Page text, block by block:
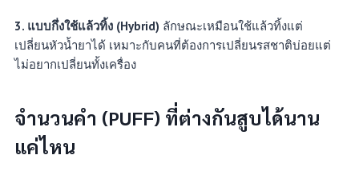
3. แบบกึ่งใช้แล้วทิ้ง (Hybrid) ลักษณะเหมือนใช้แล้วทิ้งแต่
เปลี่ยนหัวน้ำยาได้ เหมาะกับคนที่ต้องการเปลี่ยนรสชาติบ่อยแต่
ไม่อยากเปลี่ยนทั้งเครื่อง
จำนวนคำ (PUFF) ที่ต่างกันสูบได้นาน
แค่ไหน